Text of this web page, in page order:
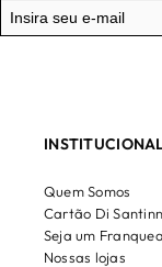
Quem Somos
Cartão Di
Seja um
Nossas lojas